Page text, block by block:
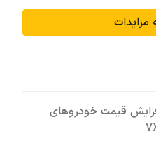
قیمت خودروهای